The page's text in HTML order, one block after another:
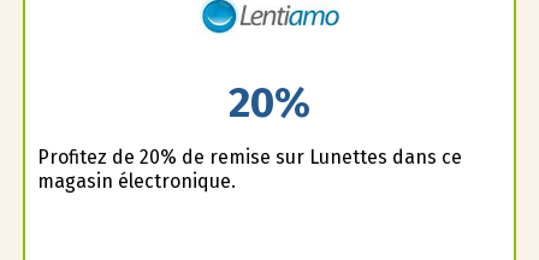
20%
Profitez de 20% de remise sur Lunettes dans ce
magasin électronique.